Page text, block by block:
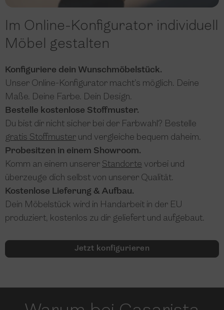
Im Online-Konfigurator individuell
Möbel gestalten
Konfiguriere dein Wunschmöbelstück.
Unser Online-Konfigurator macht’s möglich. Deine
Maße. Deine Farbe. Dein Design.
Bestelle kostenlose Stoffmuster.
Du bist dir nicht sicher bei der Farbwahl? Bestelle
gratis Stoffmuster und vergleiche bequem daheim.
Probesitzen in einem Showroom.
Komm an einem unserer Standorte vorbei und
überzeuge dich selbst von unserer Qualität.
Kostenlose Lieferung & Aufbau.
Dein Möbelstück wird in Handarbeit in der EU
produziert, kostenlos zu dir geliefert und aufgebaut.
Jetzt konfigurieren